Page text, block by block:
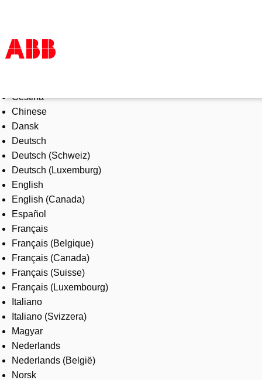
Products & Solutions
Industries
Services
About us
Where to buy
Contact us
Careers
Čeština
Chinese
Dansk
Deutsch
Deutsch (Schweiz)
Deutsch (Luxemburg)
English
English (Canada)
Español
Français
Français (Belgique)
Français (Canada)
Français (Suisse)
Français (Luxembourg)
Italiano
Italiano (Svizzera)
Magyar
Nederlands
Nederlands (België)
Norsk